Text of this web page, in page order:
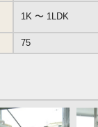
1K 〜 1LDK
75